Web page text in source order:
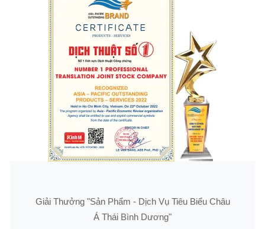
Giải Thưởng "Sản Phẩm - Dịch Vụ Tiêu Biểu Châu
Á Thái Bình Dương"